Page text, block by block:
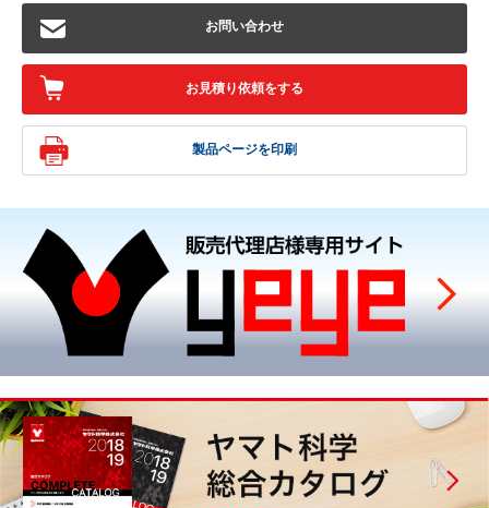
お問い合わせ
お見積り依頼をする
製品ページを印刷